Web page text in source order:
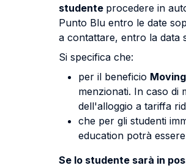
studente procedere in
Punto Blu entro le date
a contattare, entro la data
Si specifica che:
per il beneficio
menzionati. In caso di
dell'alloggio a tariffa
che per gli studenti
education potrà
Se lo studente sarà in